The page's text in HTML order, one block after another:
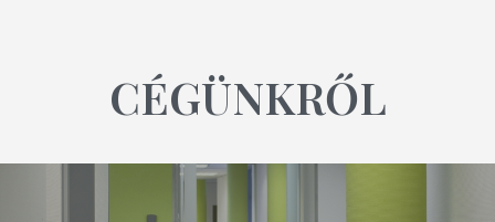
CÉGÜNKRŐL